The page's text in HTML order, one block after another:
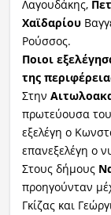
Λαγουδάκης,
Χαϊδαρίου
Ρούσσος.
Ποιοι
της
Στην
πρωτεύουσα
εξελέγη ο
επανεξελέγη ο
Στους δήμους
προηγούνταν
Γκίζας και